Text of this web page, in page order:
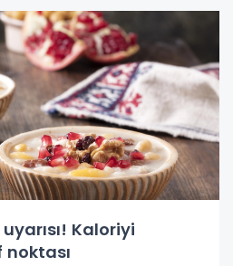
Kaloriyi